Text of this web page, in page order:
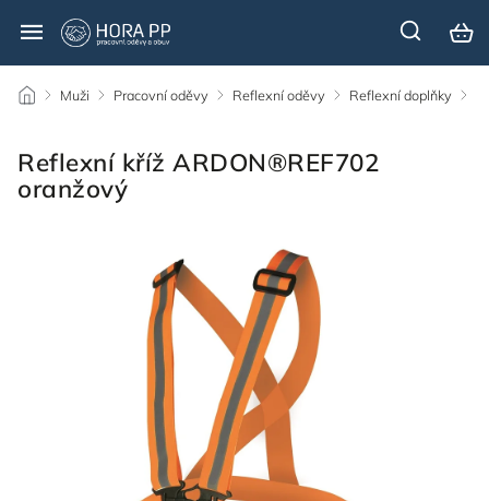
/ Muži / Pracovní oděvy / Reflexní oděvy / Reflexní doplňky /
Reflexní kříž ARDON®REF702
oranžový